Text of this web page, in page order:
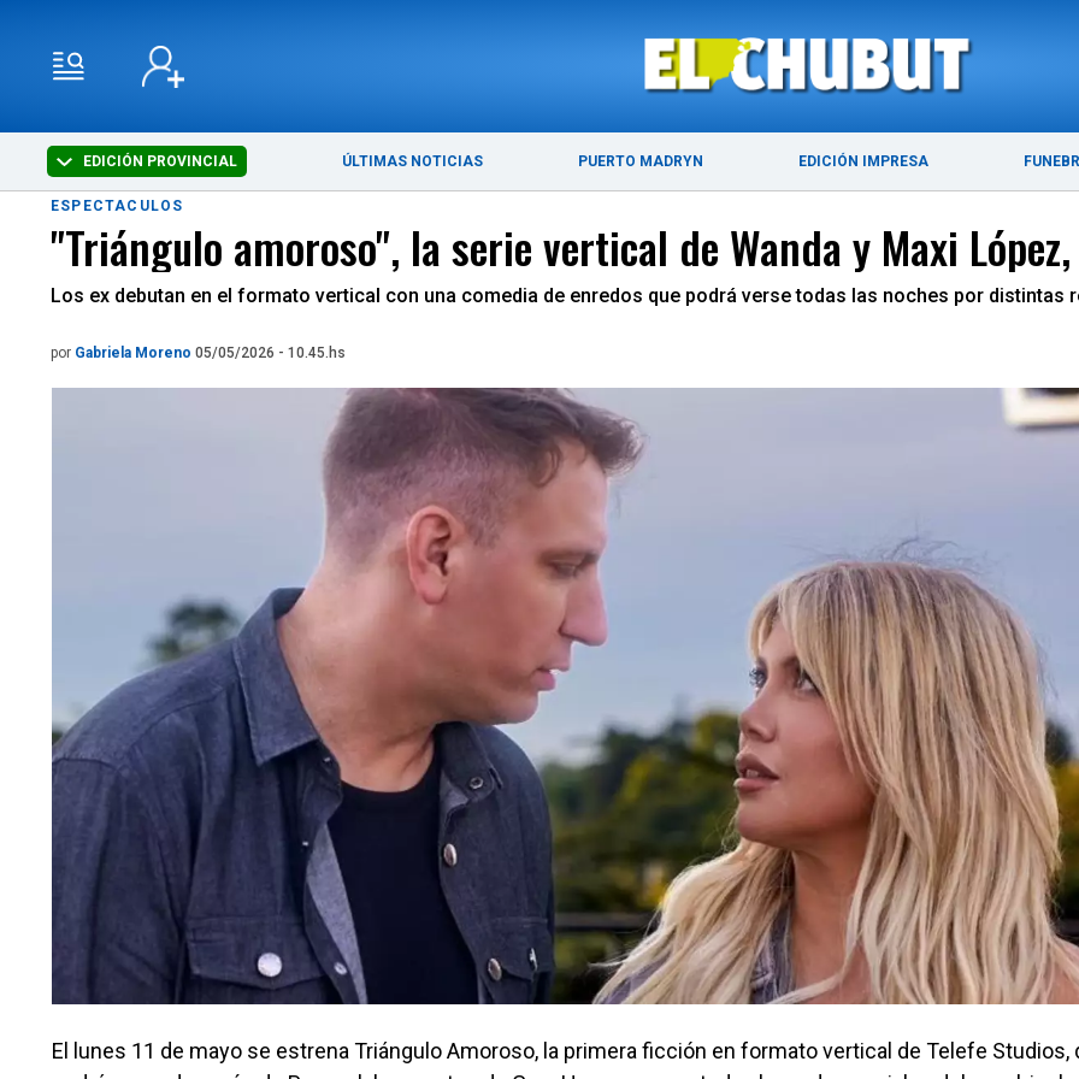
EDICIÓN PROVINCIAL ÚLTIMAS NOTICIAS PUERTO MADRYN EDICIÓN IMPRESA
ÚLTIMAS NOTICIAS PUERTO MADRYN
ESPECTACULOS
"Triángulo amoroso", la serie vertical de Wanda y Maxi
Los ex debutan en el formato vertical con una comedia de enredos que podrá verse todas las noches por distintas
por Gabriela Moreno 05/05/2026 - 10.45.hs
El lunes 11 de mayo se estrena Triángulo Amoroso, la primera ficción en formato vertical de Telefe Studios,